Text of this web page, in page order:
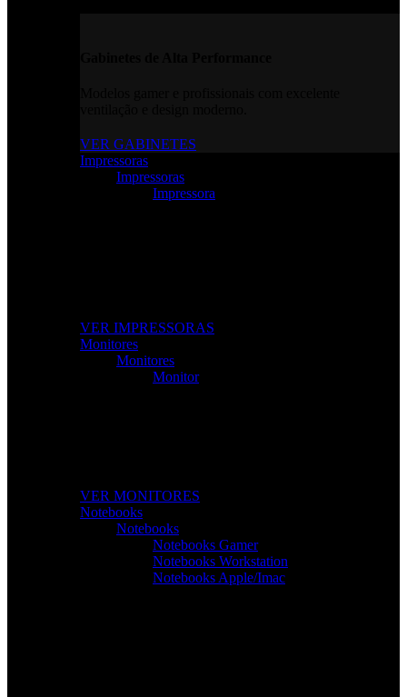
VER GABINETES
Impressoras
Impressoras
Impressora
VER IMPRESSORAS
Monitores
Monitores
Monitor
VER MONITORES
Notebooks
Notebooks
Notebooks Gamer
Notebooks Workstation
Notebooks Apple/Imac